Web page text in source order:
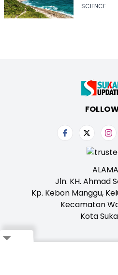
SCIENCE
Jln. KH. Ahmad
Kp. Kebon Manggu,
Kecamatan
Kota